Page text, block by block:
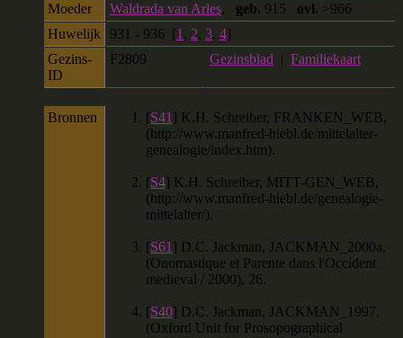
Moeder
Waldrada van Arles, geb. 915 ovl. >966
Huwelijk
931 - 936 [1, 2, 3, 4]
Gezins-
ID
F2809 Gezinsblad | Familiekaart
Bronnen [S41] K.H. Schreiber, FRANKEN_WEB,
(http://www.manfred-hiebl.de/mittelalter-
genealogie/index.htm).
[S4] K.H. Schreiber, MITT-GEN_WEB,
(http://www.manfred-hiebl.de/genealogie-
mittelalter/).
[S61] D.C. Jackman, JACKMAN_2000a,
(Onomastique et Parente dans l'Occident
medieval / 2000), 26.
[S40] D.C. Jackman, JACKMAN_1997,
(Oxford Unit for Prosopographical